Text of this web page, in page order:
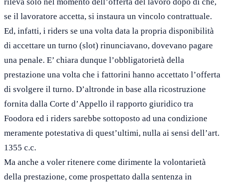
se il lavoratore accetta, si instaura un vincolo contrattuale.
Ed, infatti, i riders se una volta data la propria disponibilità
di accettare un turno (slot) rinunciavano, dovevano pagare
una penale. E’ chiara dunque l’obbligatorietà della
prestazione una volta che i fattorini hanno accettato l’offerta
di svolgere il turno. D’altronde in base alla ricostruzione
fornita dalla Corte d’Appello il rapporto giuridico tra
Foodora ed i riders sarebbe sottoposto ad una condizione
meramente potestativa di quest’ultimi, nulla ai sensi dell’art.
1355 c.c.
Ma anche a voler ritenere come dirimente la volontarietà
della prestazione, come prospettato dalla sentenza in